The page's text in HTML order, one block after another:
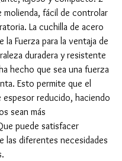
molienda, fácil de controlar
La cuchilla de acero
la Fuerza para la ventaja de
duradera y resistente
hecho que sea una fuerza
Esto permite que el
espesor reducido, haciendo
sean más
puede satisfacer
las diferentes necesidades